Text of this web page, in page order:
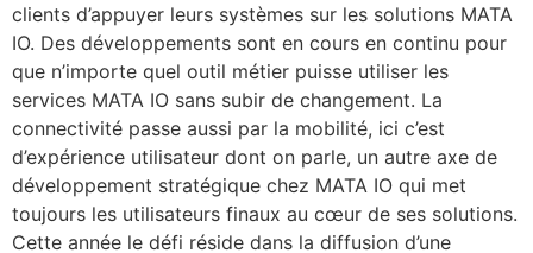
clients d’appuyer leurs systèmes sur les solutions MATA
IO. Des développements sont en cours en continu pour
que n’importe quel outil métier puisse utiliser les
services MATA IO sans subir de changement. La
connectivité passe aussi par la mobilité, ici c’est
d’expérience utilisateur dont on parle, un autre axe de
développement stratégique chez MATA IO qui met
toujours les utilisateurs finaux au cœur de ses solutions.
Cette année le défi réside dans la diffusion d’une